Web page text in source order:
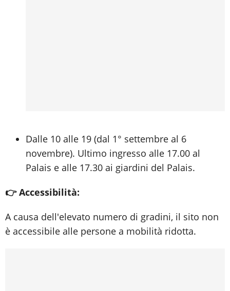
Dalle 10 alle 19 (dal 1° settembre al 6
novembre). Ultimo ingresso alle 17.00 al
Palais e alle 17.30 ai giardini del Palais.
👉 Accessibilità:
A causa dell'elevato numero di gradini, il sito non
è accessibile alle persone a mobilità ridotta.